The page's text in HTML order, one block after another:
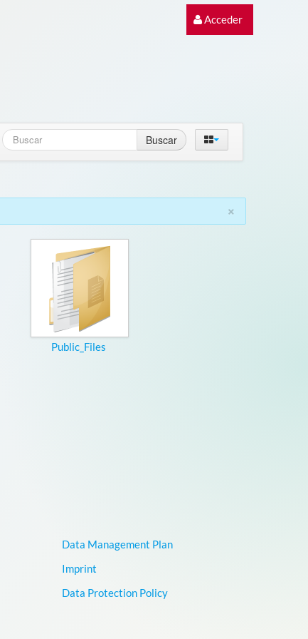
Acceder
Buscar
×
Public_Files
Data Management Plan
Imprint
Data Protection Policy